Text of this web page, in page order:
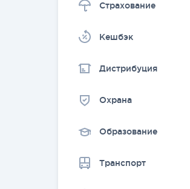
Страхование
Kешбэк
Дистрибуция
Охрана
Образование
Транспорт